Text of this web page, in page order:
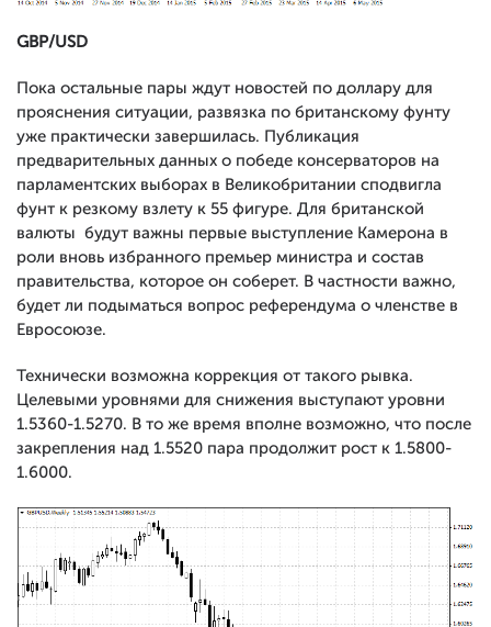
GBP/USD
Пока остальные пары ждут новостей по доллару для
прояснения ситуации, развязка по британскому фунту
уже практически завершилась. Публикация
предварительных данных о победе консерваторов на
парламентских выборах в Великобритании сподвигла
фунт к резкому взлету к 55 фигуре. Для британской
валюты будут важны первые выступление Камерона в
роли вновь избранного премьер министра и состав
правительства, которое он соберет. В частности важно,
будет ли подыматься вопрос референдума о членстве в
Евросоюзе.
Технически возможна коррекция от такого рывка.
Целевыми уровнями для снижения выступают уровни
1.5360-1.5270. В то же время вполне возможно, что после
закрепления над 1.5520 пара продолжит рост к 1.5800-
1.6000.